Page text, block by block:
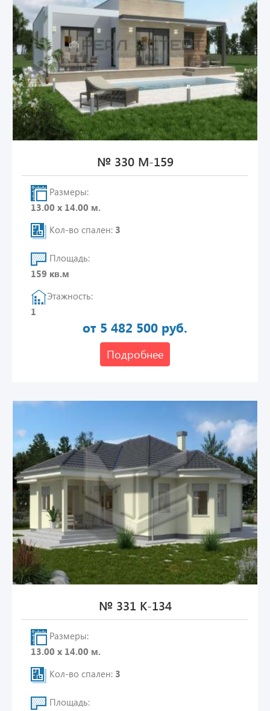
№ 330 М-159
Размеры:
13.00 х 14.00 м.
Кол-во спален: 3
Площадь:
159 кв.м
Этажность:
1
от 5 482 500 руб.
Подробнее
№ 331 К-134
Размеры:
13.00 х 14.00 м.
Кол-во спален: 3
Площадь: